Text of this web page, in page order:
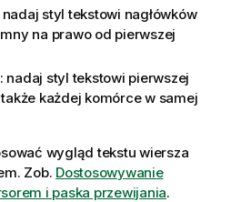
nadaj styl tekstowi nagłówków
na prawo od pierwszej
: nadaj styl tekstowi pierwszej
każdej komórce w samej
wygląd tekstu wiersza
Zob. Dostosowywanie
i paska przewijania.